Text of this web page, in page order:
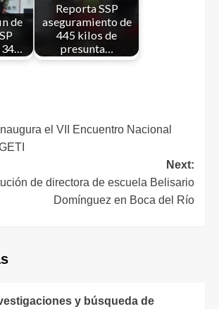
de
34…
Reporta SSP
aseguramiento de
445 kilos de
presunta…
el VII Encuentro Nacional
Next:
de directora de escuela Belisario
Domínguez en Boca del Río
y búsqueda de